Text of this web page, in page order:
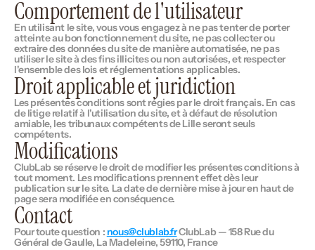
Comportement de l'utilisateur
En utilisant le site, vous vous engagez à ne pas tenter de porter
atteinte au bon fonctionnement du site, ne pas collecter ou
extraire des données du site de manière automatisée, ne pas
utiliser le site à des fins illicites ou non autorisées, et respecter
l'ensemble des lois et réglementations applicables.
Droit applicable et juridiction
Les présentes conditions sont régies par le droit français. En cas
de litige relatif à l'utilisation du site, et à défaut de résolution
amiable, les tribunaux compétents de Lille seront seuls
compétents.
Modifications
ClubLab se réserve le droit de modifier les présentes conditions à
tout moment. Les modifications prennent effet dès leur
publication sur le site. La date de dernière mise à jour en haut de
page sera modifiée en conséquence.
Contact
Pour toute question : nous@clublab.fr ClubLab — 158 Rue du
Général de Gaulle, La Madeleine, 59110, France